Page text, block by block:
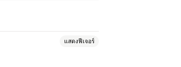
แสดงฟีเจอร์